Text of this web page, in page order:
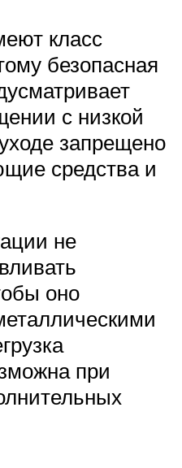
класс
безопасная
с низкой
запрещено
средства и
не
оно
при